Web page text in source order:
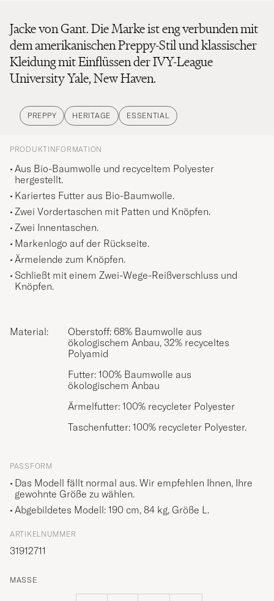
Jacke von Gant. Die Marke ist eng verbunden mit
dem amerikanischen Preppy-Stil und klassischer
Kleidung mit Einflüssen der IVY-League
University Yale, New Haven.
PREPPY HERITAGE ESSENTIAL
PRODUKTINFORMATION
Aus Bio-Baumwolle und recyceltem Polyester
hergestellt.
Kariertes Futter aus Bio-Baumwolle.
Zwei Vordertaschen mit Patten und Knöpfen.
Zwei Innentaschen.
Markenlogo auf der Rückseite.
Ärmelende zum Knöpfen.
Schließt mit einem Zwei-Wege-Reißverschluss und
Knöpfen.
Material:
Oberstoff: 68% Baumwolle aus
ökologischem Anbau, 32% recyceltes
Polyamid
Futter: 100% Baumwolle aus
ökologischem Anbau
Ärmelfutter: 100% recycleter Polyester
Taschenfutter: 100% recycleter Polyester.
PASSFORM
Das Modell fällt normal aus. Wir empfehlen Ihnen, Ihre
gewohnte Größe zu wählen.
Abgebildetes Modell: 190 cm, 84 kg, Größe L.
ARTIKELNUMMER
31912711
MASSE